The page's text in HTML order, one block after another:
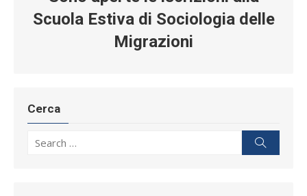
Scuola Estiva di Sociologia delle
Migrazioni
Cerca